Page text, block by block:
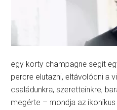
egy korty champagne segít
percre elutazni, eltávolódni a
családunkra, szeretteinkre,
megérte – mondja az